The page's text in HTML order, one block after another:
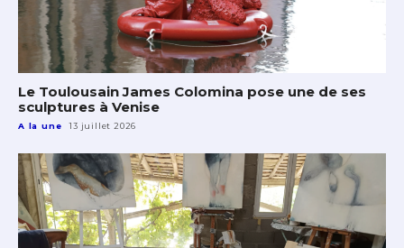
Le Toulousain James Colomina pose une de ses
sculptures à Venise
A la une 13 juillet 2026